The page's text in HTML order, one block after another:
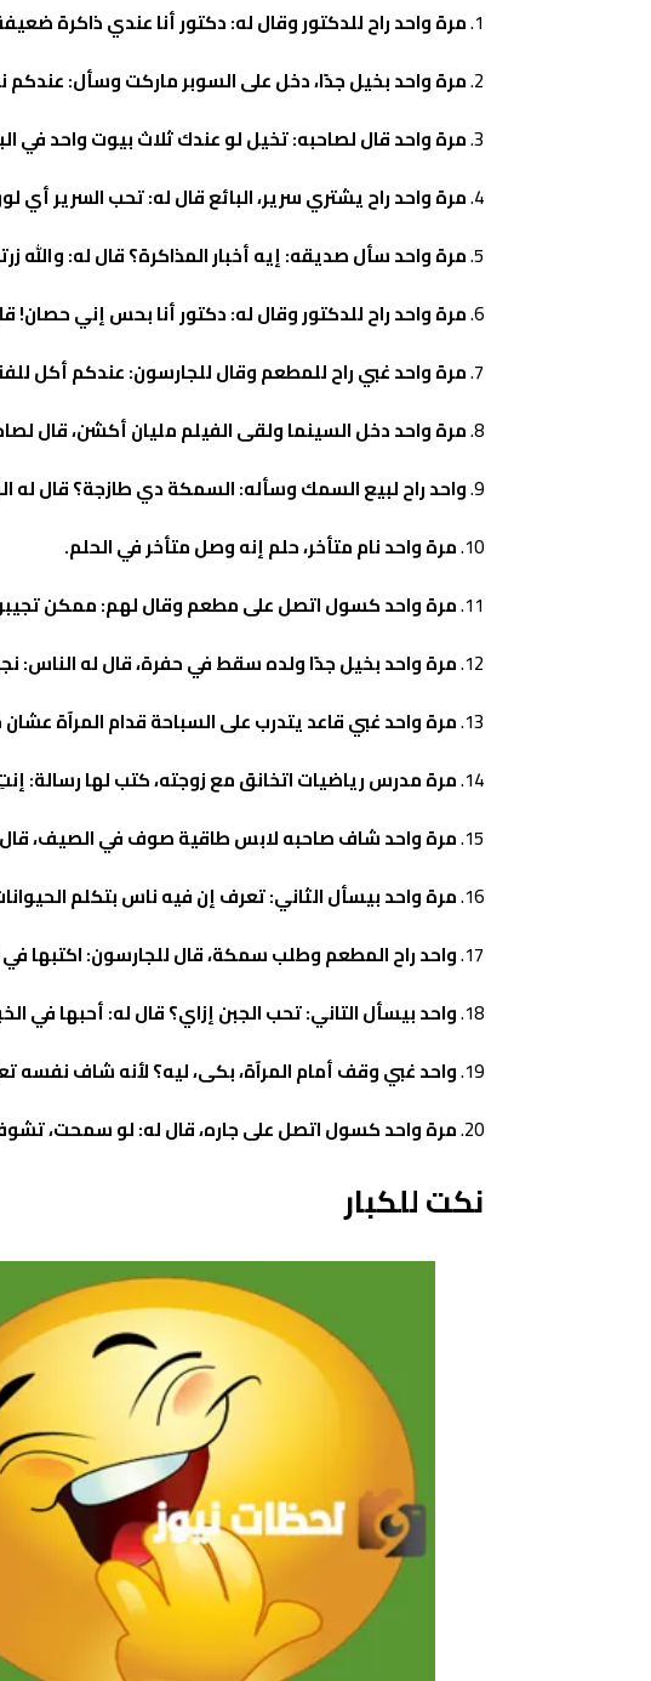
مرة واحد راح للدكتور وقال له: دكتور أنا عندي ذاكرة
مرة واحد بخيل جدًا، دخل على السوبر ماركت وسأل:
مرة واحد قال لصاحبه: تخيل لو عندك ثلاث بيوت واحد في
مرة واحد راح يشتري سرير، البائع قال له: تحب السرير
مرة واحد سأل صديقه: إيه أخبار المذاكرة؟ قال له: والله
مرة واحد راح للدكتور وقال له: دكتور أنا بحس إني
مرة واحد غبي راح للمطعم وقال للجارسون: عندكم أكل
مرة واحد دخل السينما ولقى الفيلم مليان أكشن، قال
واحد راح لبيع السمك وسأله: السمكة دي طازجة؟ قال
مرة واحد نام متأخر، حلم إنه وصل متأخر في الحلم.
مرة واحد كسول اتصل على مطعم وقال لهم: ممكن
مرة واحد بخيل جدًا ولده سقط في حفرة، قال له الناس:
مرة واحد غبي قاعد يتدرب على السباحة قدام المرآة
مرة مدرس رياضيات اتخانق مع زوجته، كتب لها رسالة: إنتِ ناقصك 100%
مرة واحد شاف صاحبه لابس طاقية صوف في الصيف، قال
مرة واحد بيسأل الثاني: تعرف إن فيه ناس بتكلم
واحد راح المطعم وطلب سمكة، قال للجارسون: اكتبها في
واحد بيسأل التاني: تحب الجبن إزاي؟ قال له: أحبها في
واحد غبي وقف أمام المرآة، بكى، ليه؟ لأنه شاف نفسه
مرة واحد كسول اتصل على جاره، قال له: لو سمحت،
نكت للكبار